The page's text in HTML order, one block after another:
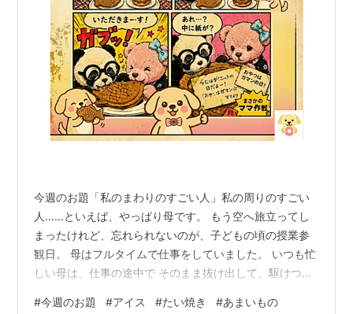
今週のお題「私のまわりのすごい人」私の周りのすごい
人……といえば、やっぱり母です。 もう空へ旅立ってし
まったけれど、忘れられないのが、子どもの頃の授業参
観日。 母はフルタイムで仕事をしていました。 いつも忙
しい母は、仕事の途中で そのまま抜け出して、駆けつけ
おしゃれしてきて。」 なんて、ひどいわがままを言っ
#今週のお題 #アイス #たい焼き #あまいもの